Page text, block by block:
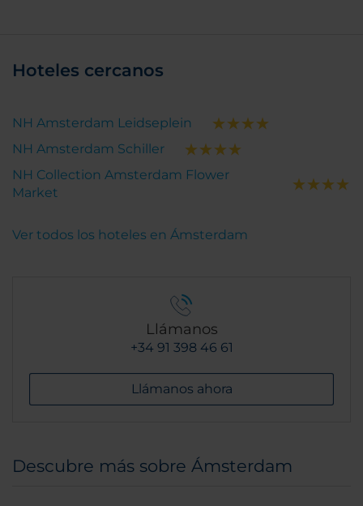
Hoteles cercanos
NH Amsterdam Leidseplein
NH Amsterdam Schiller
NH Collection Amsterdam Flower
Market
Ver todos los hoteles en Ámsterdam
Llámanos
+34 91 398 46 61
Llámanos ahora
Descubre más sobre Ámsterdam